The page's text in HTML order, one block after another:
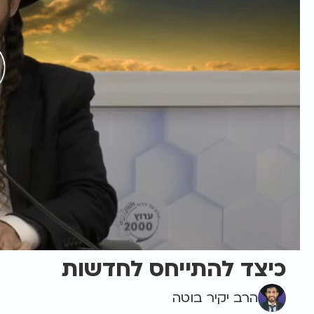
כיצד להתייחס לחדשות
הרב יקיר בוטה